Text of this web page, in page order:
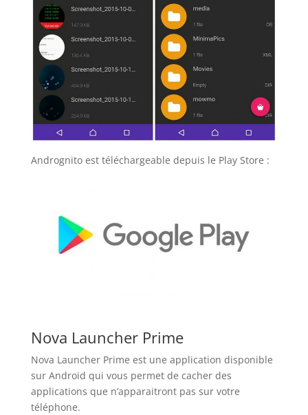
Andrognito est téléchargeable depuis le Play Store :
Nova Launcher Prime
Nova Launcher Prime est une application disponible
sur Android qui vous permet de cacher des
applications que n’apparaitront pas sur votre
téléphone.